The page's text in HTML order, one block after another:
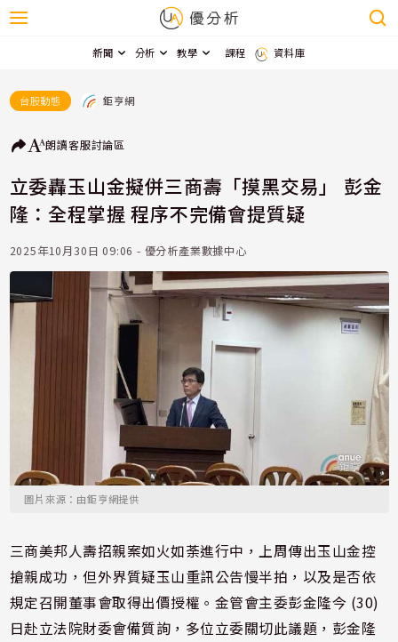
新聞 分析 教學 課程 資料庫
台股動態 鉅亨網
朗讀客服討論區
立委轟玉山金擬併三商壽「摸黑交易」 彭金
隆：全程掌握 程序不完備會提質疑
2025年10月30日 09:06 - 優分析產業數據中心
圖片來源：由鉅亨網提供
三商美邦人壽招親案如火如荼進行中，上周傳出玉山金控
搶親成功，但外界質疑玉山重訊公告慢半拍，以及是否依
規定召開董事會取得出價授權。金管會主委彭金隆今 (30)
日赴立法院財委會備質詢，多位立委關切此議題，彭金隆